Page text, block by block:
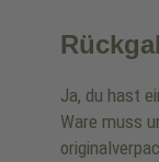
Ja, du hast
Ware muss